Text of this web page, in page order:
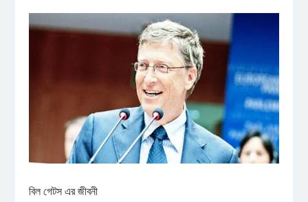
বিল গেটস এর জীবনী